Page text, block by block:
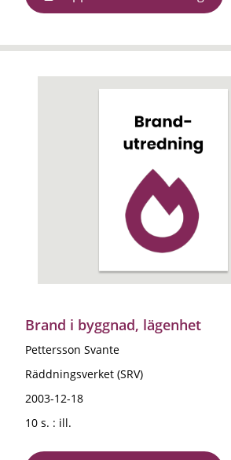
Brand i byggnad, lägenhet
Pettersson Svante
Räddningsverket (SRV)
2003-12-18
10 s. : ill.